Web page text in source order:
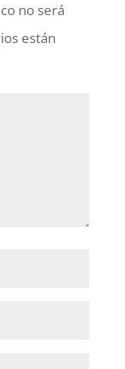
no será
están